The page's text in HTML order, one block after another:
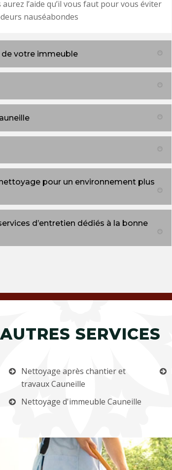
l’aide qu’il vous faut pour vous éviter
nauséabondes
de votre immeuble
pour un environnement plus
d’entretien dédiés à la bonne
AUTRES SERVICES
Nettoyage après chantier et
travaux Cauneille
Nettoyage d'immeuble Cauneille